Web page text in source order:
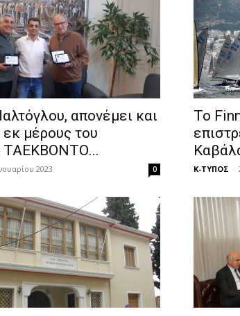
απονέμει και
μέρους του
ΤΑΕΚΒΟΝΤΟ...
2023 0
Το
Κ-ΤΥΠΟΣ -